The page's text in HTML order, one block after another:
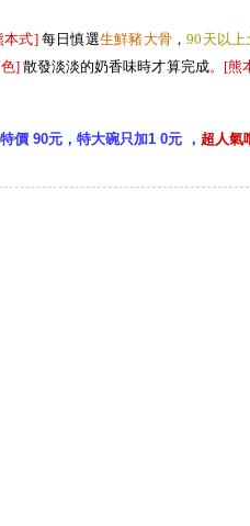
本式]每日慎選生鮮豬大骨 ，90天以上
] 散發淡淡的奶香味時才算完成。[熊
價 90元，特大碗只加1 0元 ， 超人氣